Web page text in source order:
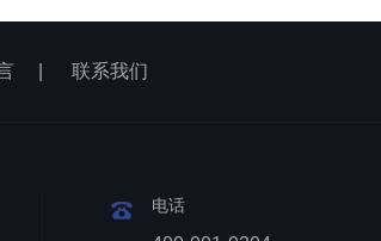
联系我们
电话